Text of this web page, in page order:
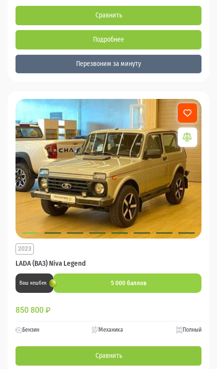
Сравнить
Подробнее
Перезвоним за минуту
LADA (ВАЗ) Niva Legend
2023
Ваш кешбек 5 000 баллов
850 800 ₽
Бензин Механика Полный
Сравнить